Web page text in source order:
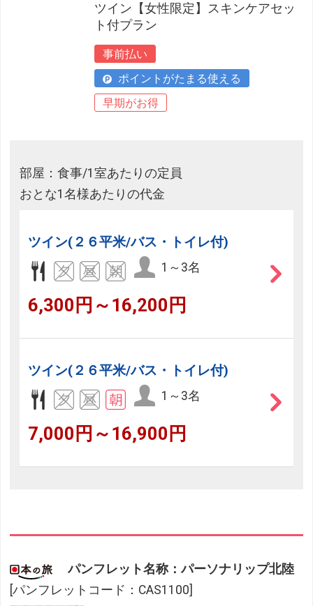
ツイン【女性限定】スキンケアセッ
ト付プラン
事前払い
ポイントがたまる使える
早期がお得
部屋：食事/1室あたりの定員
おとな1名様あたりの代金
ツイン(２６平米/バス・トイレ付)
1～3名
6,300円～16,200円
ツイン(２６平米/バス・トイレ付)
1～3名
7,000円～16,900円
パンフレット名称：パーソナリップ北陸
[パンフレットコード：CAS1100]